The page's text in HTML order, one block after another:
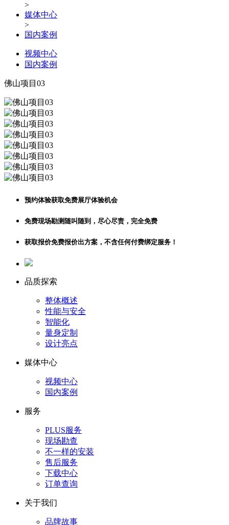
>
媒体中心
>
国内案例
视频中心
国内案例
佛山项目03
预约体验获取免费展厅体验机会
免费现场勘测随叫随到，尽心尽责，完全免费
获取报价免费报价出方案，不含任何付费绑定服务！
品质探索
整体概述
性能与安全
智能化
量身定制
设计亮点
媒体中心
视频中心
国内案例
服务
PLUS服务
现场勘查
不一样的安装
售后服务
下载中心
订单查询
关于我们
品牌故事